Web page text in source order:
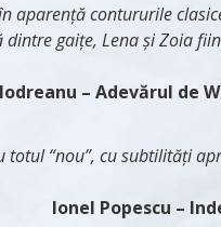
aparență contururile
gaițe, Lena și Zoia
– Adevărul de
“nou”, cu subtilități
Ionel Popescu –